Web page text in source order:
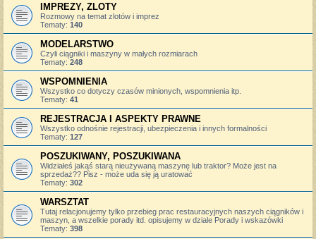
IMPREZY, ZLOTY
Rozmowy na temat zlotów i imprez
Tematy: 140
MODELARSTWO
Czyli ciągniki i maszyny w małych rozmiarach
Tematy: 248
WSPOMNIENIA
Wszystko co dotyczy czasów minionych, wspomnienia itp.
Tematy: 41
REJESTRACJA I ASPEKTY PRAWNE
Wszystko odnośnie rejestracji, ubezpieczenia i innych formalności
Tematy: 127
POSZUKIWANY, POSZUKIWANA
Widziałeś jakąś starą nieużywaną maszynę lub traktor? Może jest na
sprzedaż?? Pisz - może uda się ją uratować
Tematy: 302
WARSZTAT
Tutaj relacjonujemy tylko przebieg prac restauracyjnych naszych ciągników i
maszyn, a wszelkie porady itd. opisujemy w dziale Porady i wskazówki
Tematy: 398